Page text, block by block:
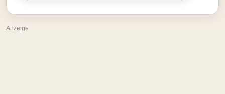
Anzeige